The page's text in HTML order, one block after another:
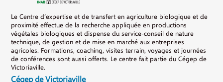
Le Centre d’expertise et de transfert en agriculture biologique et de
proximité effectue de la recherche appliquée en productions
végétales biologiques et dispense du service-conseil de nature
technique, de gestion et de mise en marché aux entreprises
agricoles. Formations, coaching, visites terrain, voyages et journées
de conférences sont aussi offerts. Le centre fait partie du Cégep de
Victoriaville.
Cégep de Victoriaville